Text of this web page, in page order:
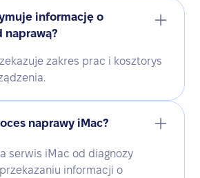
informację o
naprawą?
zakres prac i kosztorys
naprawy iMac?
serwis iMac od diagnozy
informacji o